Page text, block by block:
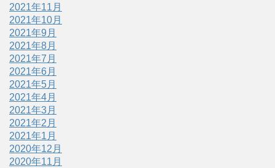
2021年11月
2021年10月
2021年9月
2021年8月
2021年7月
2021年6月
2021年5月
2021年4月
2021年3月
2021年2月
2021年1月
2020年12月
2020年11月